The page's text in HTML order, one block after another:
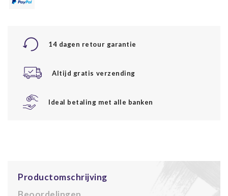
14 dagen retour garantie
Altijd gratis verzending
Ideal betaling met alle banken
Productomschrijving